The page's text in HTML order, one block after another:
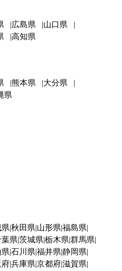
広島県
山口県
高知県
熊本県
大分県
県
秋田県 山形県 福島県
県 茨城県 栃木県 群馬県
石川県 福井県 静岡県
府兵庫県 京都府滋賀県